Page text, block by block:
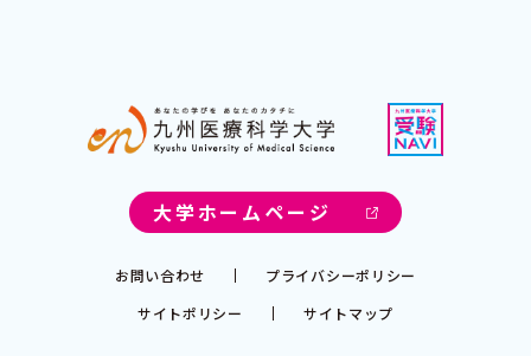
大学ホームページ
お問い合わせ
プライバシーポリシー
サイトポリシー
サイトマップ